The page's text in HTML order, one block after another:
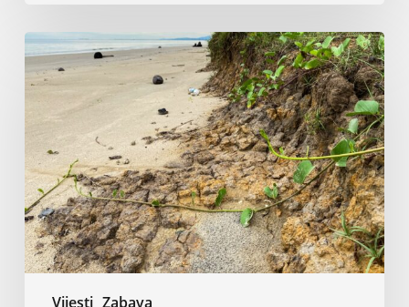
Vijesti Zabava
Inženjer
tvrdi
da
i
sudovi
ignorišu
50
godina
istraživanja
o